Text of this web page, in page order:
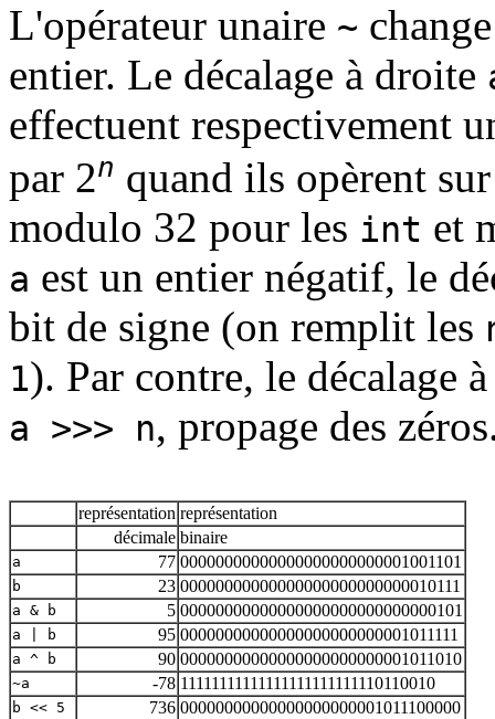
L'opérateur unaire ~
entier. Le décalage à droite
effectuent respectivement
par 2n quand ils opèrent
modulo 32 pour les int et
a est un entier négatif, le
bit de signe (on remplit les
1). Par contre, le décalage
a >>> n, propage des
représentation représentation
décimale binaire
a 77 00000000000000000000000001001101
b 23 00000000000000000000000000010111
a & b 5 00000000000000000000000000000101
a b 95 00000000000000000000000001011111
a ^ b 90 00000000000000000000000001011010
~a -78 11111111111111111111111110110010
b << 5 736 00000000000000000000001011100000